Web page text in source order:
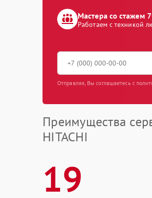
Мастера со стажем
Работаем с техникой
Отправляя, Вы соглашаетесь с
Преимущества
HITACHI
19